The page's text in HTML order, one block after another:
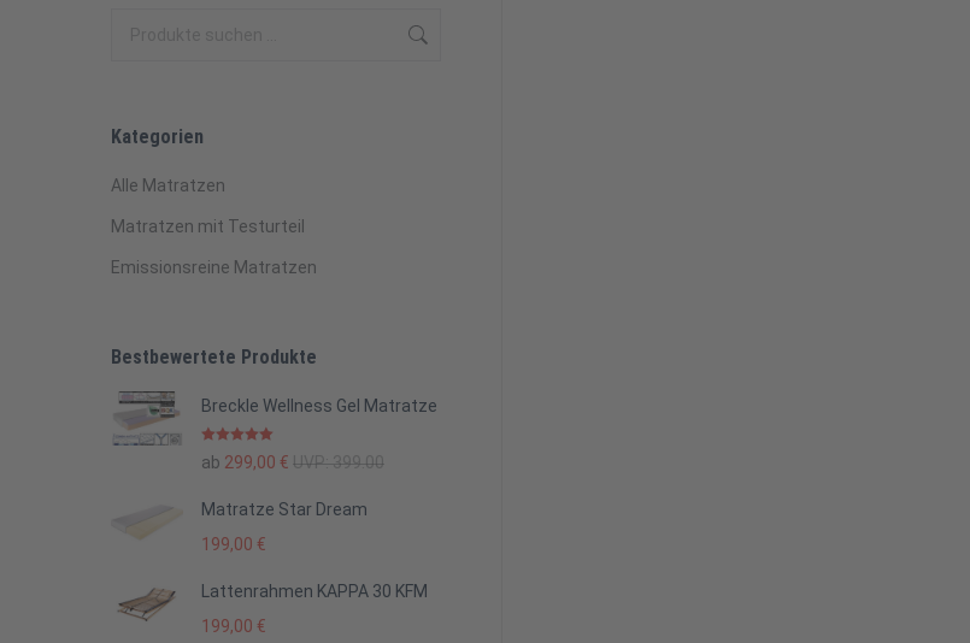
Kategorien
Alle Matratzen
Matratzen mit Testurteil
Emissionsreine Matratzen
Bestbewertete Produkte
Breckle Wellness Gel Matratze
Bewertet mit
5.00von 5
ab 299,00 € UVP: 399.00
Matratze Star Dream
199,00 €
Lattenrahmen KAPPA 30 KFM
199,00 €